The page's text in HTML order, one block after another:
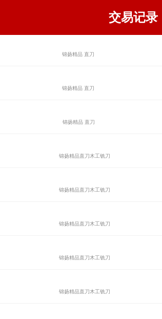
交易记录
锦扬精品 直刀
锦扬精品 直刀
锦扬精品 直刀
锦扬精品直刀木工铣刀
锦扬精品直刀木工铣刀
锦扬精品直刀木工铣刀
锦扬精品直刀木工铣刀
锦扬精品直刀木工铣刀